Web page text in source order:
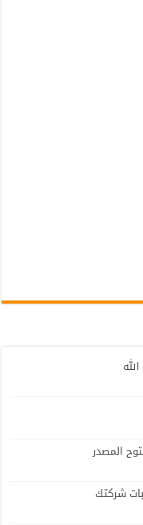
المصدر
شركتك